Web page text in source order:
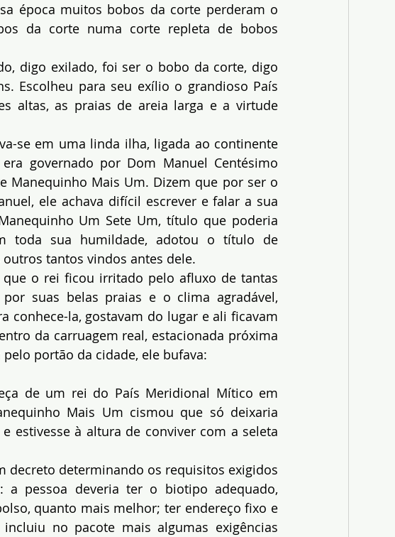
época muitos bobos da corte perderam o
da corte numa corte repleta de bobos
digo exilado, foi ser o bobo da corte, digo
Escolheu para seu exílio o grandioso País
altas, as praias de areia larga e a virtude
se em uma linda ilha, ligada ao continente
governado por Dom Manuel Centésimo
Manequinho Mais Um. Dizem que por ser o
ele achava difícil escrever e falar a sua
Um Sete Um, título que poderia
toda sua humildade, adotou o título de
tantos vindos antes dele.
o rei ficou irritado pelo afluxo de tantas
suas belas praias e o clima agradável,
conhece-la, gostavam do lugar e ali ficavam
da carruagem real, estacionada próxima
portão da cidade, ele bufava:
de um rei do País Meridional Mítico em
Mais Um cismou que só deixaria
estivesse à altura de conviver com a seleta
decreto determinando os requisitos exigidos
pessoa deveria ter o biotipo adequado,
quanto mais melhor; ter endereço fixo e
no pacote mais algumas exigências